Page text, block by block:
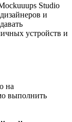
Studio
и
устройств и
на
выполнить